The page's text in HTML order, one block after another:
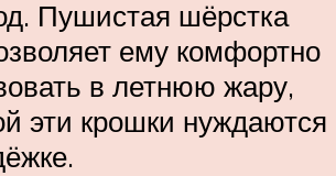
Пушистая шёрстка
ему комфортно
в летнюю жару,
эти крошки нуждаются